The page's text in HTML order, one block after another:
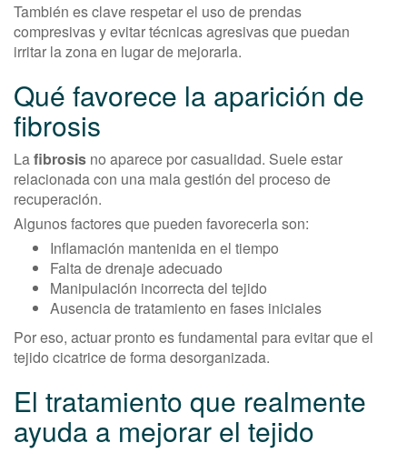
También es clave respetar el uso de prendas
compresivas y evitar técnicas agresivas que puedan
irritar la zona en lugar de mejorarla.
Qué favorece la aparición de
fibrosis
Lafibrosis no aparece por casualidad. Suele estar
relacionada con una mala gestión del proceso de
recuperación.
Algunos factores que pueden favorecerla son:
Inflamación mantenida en el tiempo
Falta de drenaje adecuado
Manipulación incorrecta del tejido
Ausencia de tratamiento en fases iniciales
Por eso, actuar pronto es fundamental para evitar que el
tejido cicatrice de forma desorganizada.
El tratamiento que realmente
ayuda a mejorar el tejido